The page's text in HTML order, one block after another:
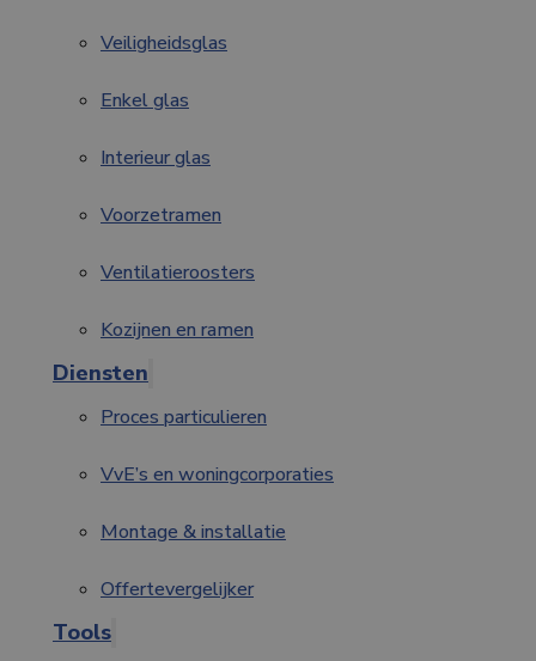
Veiligheidsglas
Enkel glas
Interieur glas
Voorzetramen
Ventilatieroosters
Kozijnen en ramen
Diensten
Proces particulieren
VvE’s en woningcorporaties
Montage & installatie
Offertevergelijker
Tools